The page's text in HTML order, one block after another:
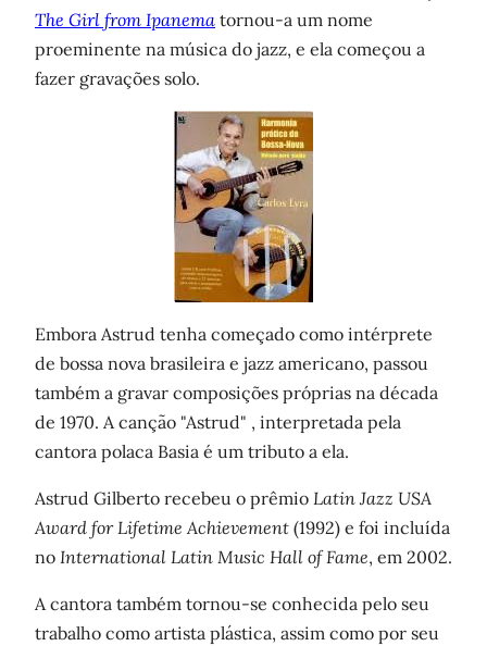
The Girl from Ipanema tornou-a um nome
proeminente na música do jazz, e ela começou a
fazer gravações solo.
Embora Astrud tenha começado como intérprete
de bossa nova brasileira e jazz americano, passou
também a gravar composições próprias na década
de 1970. A canção "Astrud" , interpretada pela
cantora polaca Basia é um tributo a ela.
Astrud Gilberto recebeu o prêmio Latin Jazz USA
Award for Lifetime Achievement (1992) e foi incluída
no International Latin Music Hall of Fame, em 2002.
A cantora também tornou-se conhecida pelo seu
trabalho como artista plástica, assim como por seu